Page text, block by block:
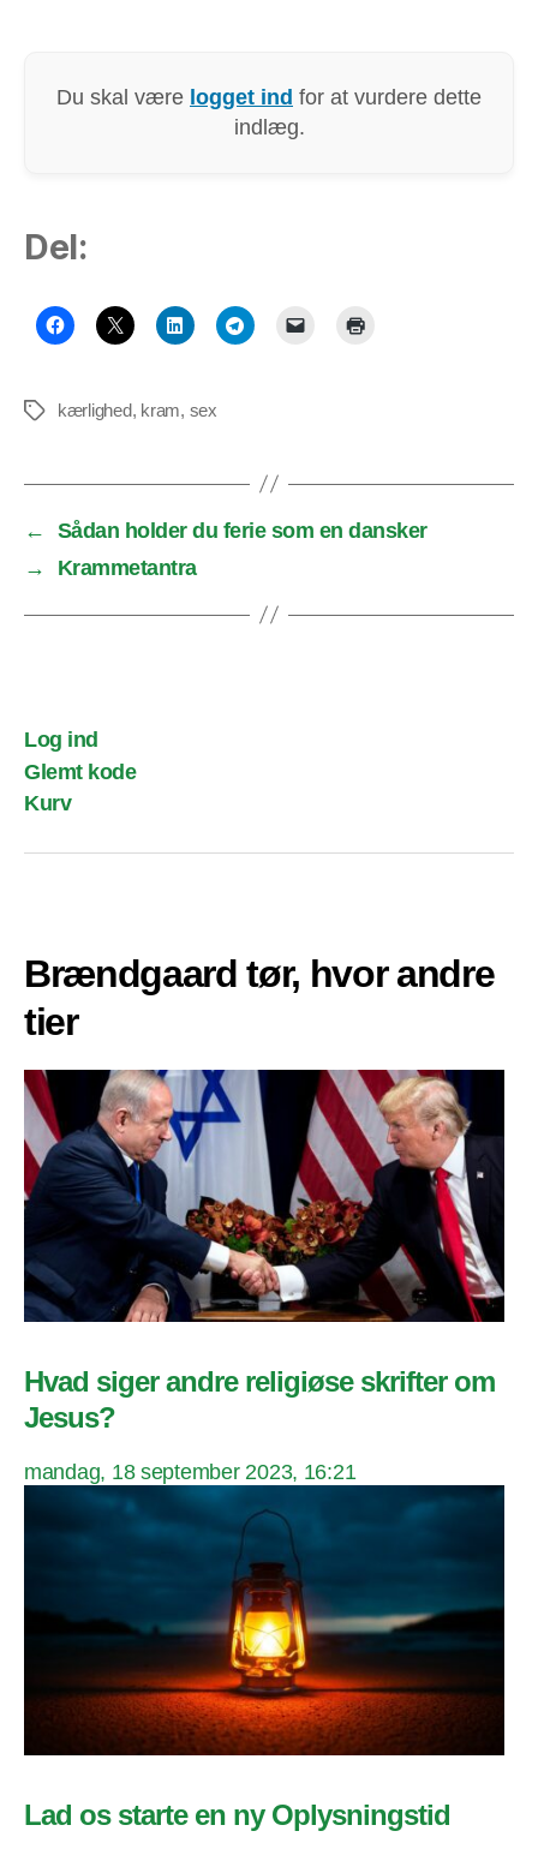
Du skal være logget ind for at vurdere dette
indlæg.
Del:
Tags kærlighed, kram, sex
←
Sådan holder du ferie som en dansker
→
Krammetantra
Log ind
Glemt kode
Kurv
Brændgaard tør, hvor andre
tier
Hvad siger andre religiøse skrifter om
Jesus?
mandag, 18 september 2023, 16:21
Lad os starte en ny Oplysningstid